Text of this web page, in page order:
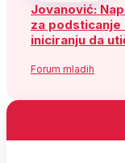
Jovanović:
za podsticanje
iniciranju da
Forum mladih